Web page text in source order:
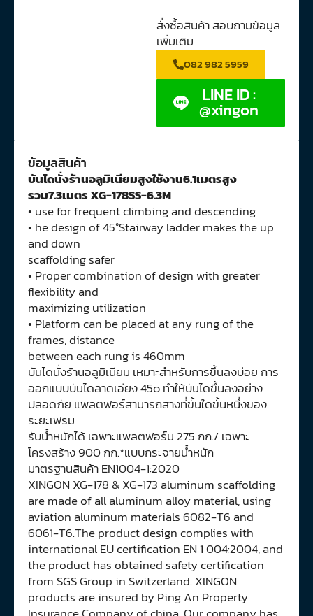
สั่งซื้อสินค้า สอบถามข้อมูล
เพิ่มเติม
082 982 5959
LINE ID :
@xingon
ข้อมูลสินค้า
บันไดนั่งร้านอลูมิเนียมสูงใช้งาน6.1เมตรสูง
รวม7.3เมตร XG-178SS-6.3M
• use for frequent climbing and descending
• he design of 45°Stairway ladder makes the up
and down
scaffolding safer
• Proper combination of design with greater
flexibility and
maximizing utilization
• Platform can be placed at any rung of the
frames, distance
between each rung is 460mm
บันไดนั่งร้านอลูมิเนียม เหมาะสำหรับการขึ้นลงบ่อย การ
ออกแบบบันไดลาดเอียง 45๐ ทำให้บันไดขึ้นลงอย่าง
ปลอดภัย แพลตฟอร์สามารถสางที่ขั้นใดขั้นหนึ่งของ
ระยะเฟรม
รับน้ำหนักได้ เฉพาะแพลตฟอร์ม 275 กก./ เฉพาะ
โครงสร้าง 900 กก.*แบบกระจายน้ำหนัก
มาตรฐานสินค้า EN1004-1:2020
XINGON XG-178 & XG-173 aluminum scaffolding
are made of all aluminum alloy material, using
aviation aluminum materials 6082-T6 and
6061-T6.The product design complies with
international EU certification EN 1 004:2004, and
the product has obtained safety certification
from SGS Group in Switzerland. XlNGON
products are insured by Ping An Property